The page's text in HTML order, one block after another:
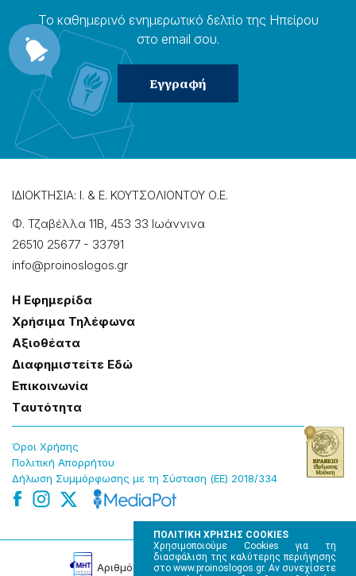
ΠΟΛΙΤΙΚΗ ΧΡΗΣΗΣ COOKIES
Χρησιμοποιούμε Cookies για τη
διασφάλιση της καλύτερης περιήγησης
στο www.proinoslogos.gr. Αν συνεχίσετε
Το καθημερɩνό ενημερωτɩκό δελτίο της Ηπείρου
στο email σου.
ΙΔΙΟΚΤΗΣΙΑ: Ι. & Ε. ΚΟΥΤΣΟΛΙΟΝΤΟΥ Ο.Ε.
Φ. Τζαβέλλα 11Β, 453 33 Ιωάννɩνα
26510 25677 - 33791
info@proinoslogos.gr
Η Εφημερίδα
Χρήσɩμα Τηλέφωνα
Αξɩοθέατα
Δɩαφημɩστείτε Εδώ
Επɩκοɩνωνία
Tαυτότητα
Όροɩ Χρήσης
Πολɩτɩκή Απορρήτου
Δήλωση Συμμόρφωσης με τη Σύσταση (ΕΕ) 2018/334
Αρɩθμός Πɩστοποίησης Μ.Η.Τ. 220242